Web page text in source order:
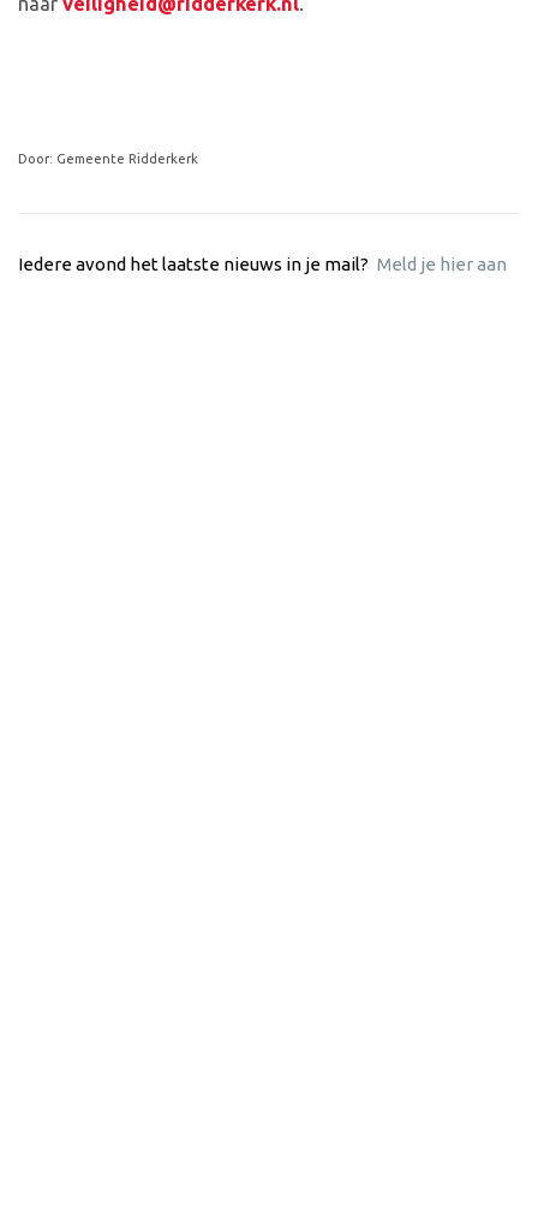
Door: Gemeente Ridderkerk
Iedere avond het laatste nieuws in je mail? Meld je hier aan